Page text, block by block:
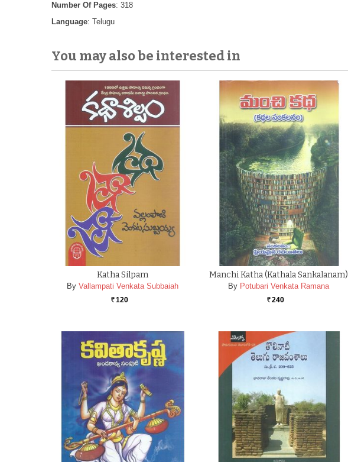
Number Of Pages: 318
Language: Telugu
You may also be interested in
Katha Silpam
By Vallampati Venkata Subbaiah
Rs. 120
Manchi Katha (Kathala Sankalanam)
By Potubari Venkata Ramana
Rs. 240